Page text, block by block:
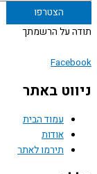
על הרשמתך
באתר
עמוד הבית
אודות
תירמו לאתר